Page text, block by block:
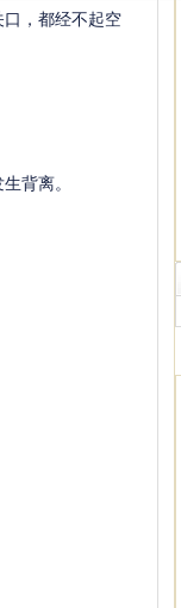
，都经不起空
背离。